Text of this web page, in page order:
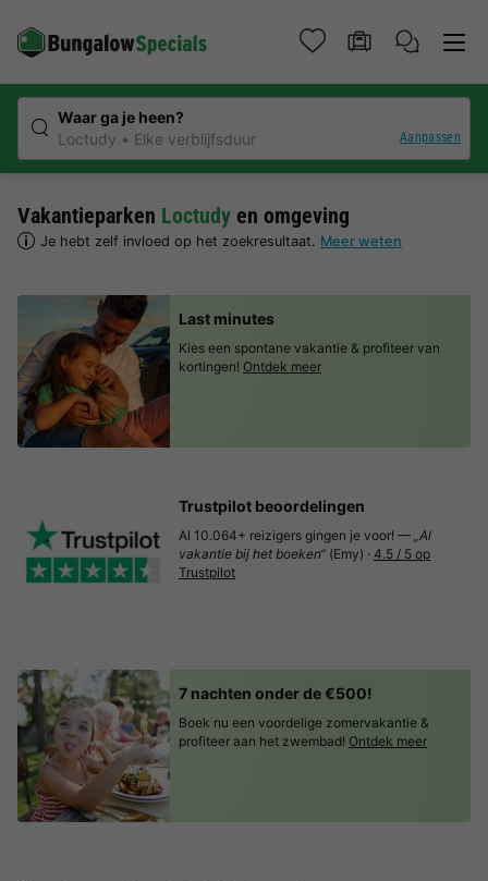
Waar ga je heen?
Loctudy
Elke verblijfsduur Aanpassen
Vakantieparken Loctudy en omgeving
Je hebt zelf invloed op het zoekresultaat. Meer weten
Last minutes
Kies een spontane vakantie & profiteer van
kortingen! Ontdek meer
Trustpilot beoordelingen
Al 10.064+ reizigers gingen je voor! — „Al
vakantie bij het boeken“ (Emy) · 4.5 / 5 op
Trustpilot
7 nachten onder de €500!
Boek nu een voordelige zomervakantie &
profiteer aan het zwembad! Ontdek meer